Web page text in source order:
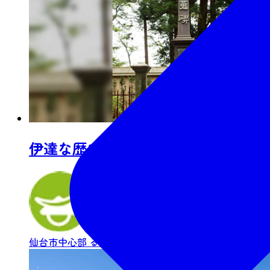
伊達な歴史の新体験｜戊辰戦争150
仙台市中心部 るーぷる仙台でめぐる